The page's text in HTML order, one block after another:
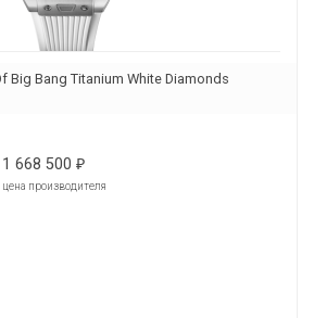
Big Bang Titanium White Diamonds
1 668 500 ₽
цена производителя